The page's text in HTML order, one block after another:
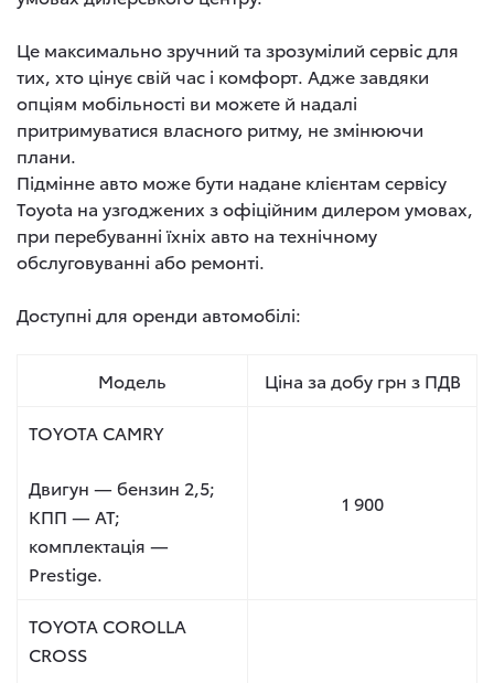
Це максимально зручний та зрозумілий сервіс для
тих, хто цінує свій час і комфорт. Адже завдяки
опціям мобільності ви можете й надалі
притримуватися власного ритму, не змінюючи
плани.
Підмінне авто може бути надане клієнтам сервісу
Toyota на узгоджених з офіційним дилером умовах,
при перебуванні їхніх авто на технічному
обслуговуванні або ремонті.
Доступні для оренди автомобілі:
Модель Ціна за добу грн з ПДВ
TOYOTA CAMRY
Двигун — бензин 2,5;
КПП — AT;
комплектація —
Prestige.
1 900
TOYOTA COROLLA
CROSS